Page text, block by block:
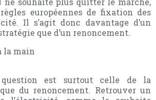
européennes de fixation des
Il s’agit donc davantage d’un
que d’un renoncement.
la main
est surtout celle de la
du renoncement. Retrouver un